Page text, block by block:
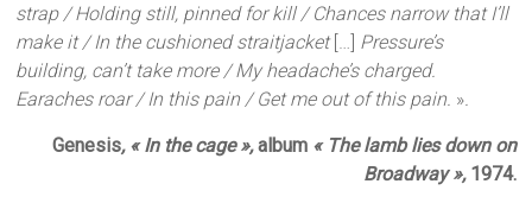
strap / Holding still, pinned for kill / Chances narrow that I’ll
make it / In the cushioned straitjacket […] Pressure’s
building, can’t take more / My headache’s charged.
Earaches roar / In this pain / Get me out of this pain. ».
Genesis, « In the cage »,album« The lamb lies down on
Broadway »,1974.